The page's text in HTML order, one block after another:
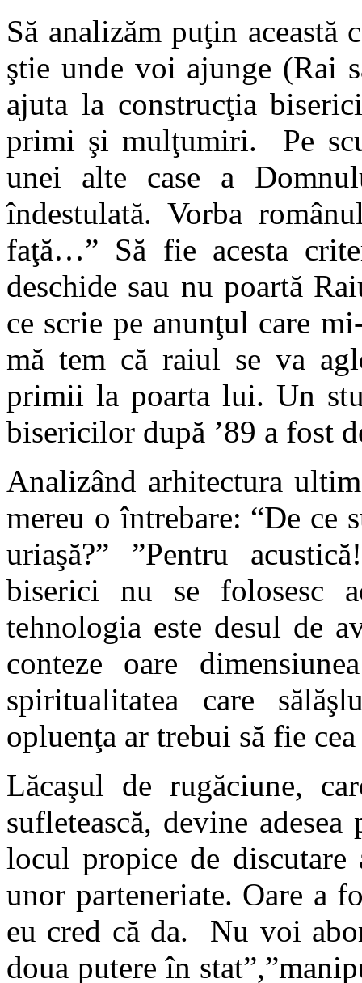
Să analizăm puţin
ştie unde voi ajunge (Rai
ajuta la construcţia
primi şi mulţumiri. Pe
unei alte case a
îndestulată. Vorba
faţă…” Să fie acesta
deschide sau nu poartă
ce scrie pe anunţul care
mă tem că raiul se va
primii la poarta lui. Un
bisericilor după ’89 a fost
Analizând arhitectura
mereu o întrebare: “De ce
uriaşă?” ”Pentru
biserici nu se folosesc
tehnologia este desul de
conteze oare
spiritualitatea care
opluenţa ar trebui să fie
Lăcaşul de rugăciune,
sufletească, devine
locul propice de discutare
unor parteneriate. Oare a
eu cred că da. Nu voi
doua putere în